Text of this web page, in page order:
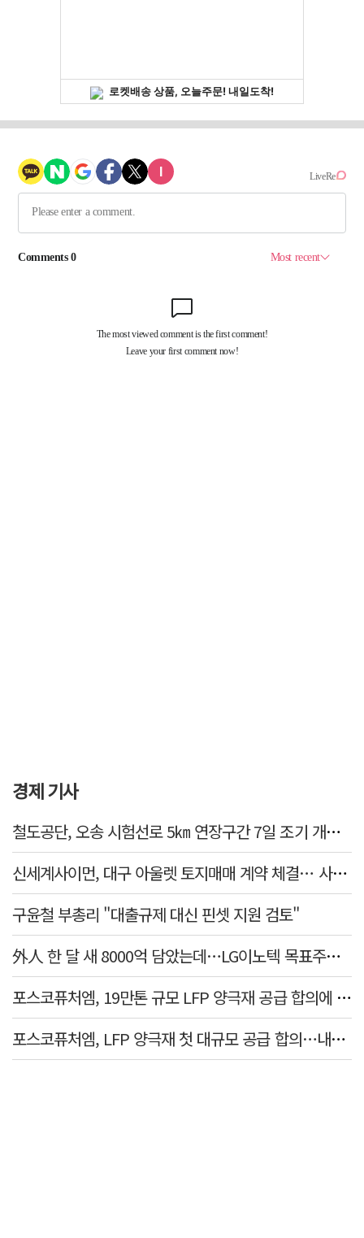
경제 기사
철도공단, 오송 시험선로 5㎞ 연장구간 7일 조기 개통…LA 메트로 사업 지원
신세계사이먼, 대구 아울렛 토지매매 계약 체결… 사업 본궤도
구윤철 부총리 "대출규제 대신 핀셋 지원 검토"
外人 한 달 새 8000억 담았는데…LG이노텍 목표주가는 왜 엇갈릴까
포스코퓨처엠, 19만톤 규모 LFP 양극재 공급 합의에 3%대 강세
포스코퓨처엠, LFP 양극재 첫 대규모 공급 합의…내년부터 6년간 19만t